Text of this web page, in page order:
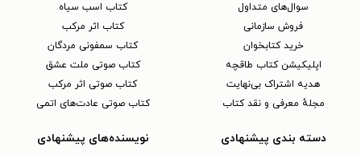
سوال‌های متداول
فروش سازمانی
خرید کتابخوان
اپلیکیشن کتاب طاقچه
هدیه اشتراک بی‌نهایت
مجلهٔ معرفی و نقد کتاب
کتاب اسب سیاه
کتاب اثر مرکب
کتاب سمفونی مردگان
کتاب صوتی ملت عشق
کتاب صوتی اثر مرکب
کتاب صوتی عادت‌های اتمی
دسته بندی پیشنهادی نویسنده‌های پیشنهادی